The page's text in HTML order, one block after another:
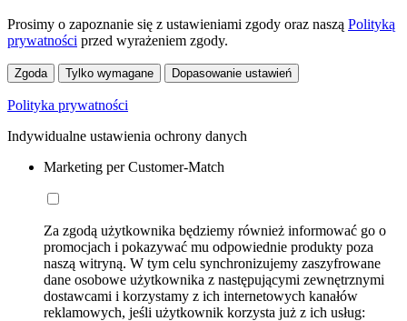
Prosimy o zapoznanie się z ustawieniami zgody oraz naszą Polityką
prywatności przed wyrażeniem zgody.
Zgoda Tylko wymagane Dopasowanie ustawień
Polityka prywatności
Indywidualne ustawienia ochrony danych
Marketing per Customer-Match
Za zgodą użytkownika będziemy również informować go o
promocjach i pokazywać mu odpowiednie produkty poza
naszą witryną. W tym celu synchronizujemy zaszyfrowane
dane osobowe użytkownika z następującymi zewnętrznymi
dostawcami i korzystamy z ich internetowych kanałów
reklamowych, jeśli użytkownik korzysta już z ich usług: